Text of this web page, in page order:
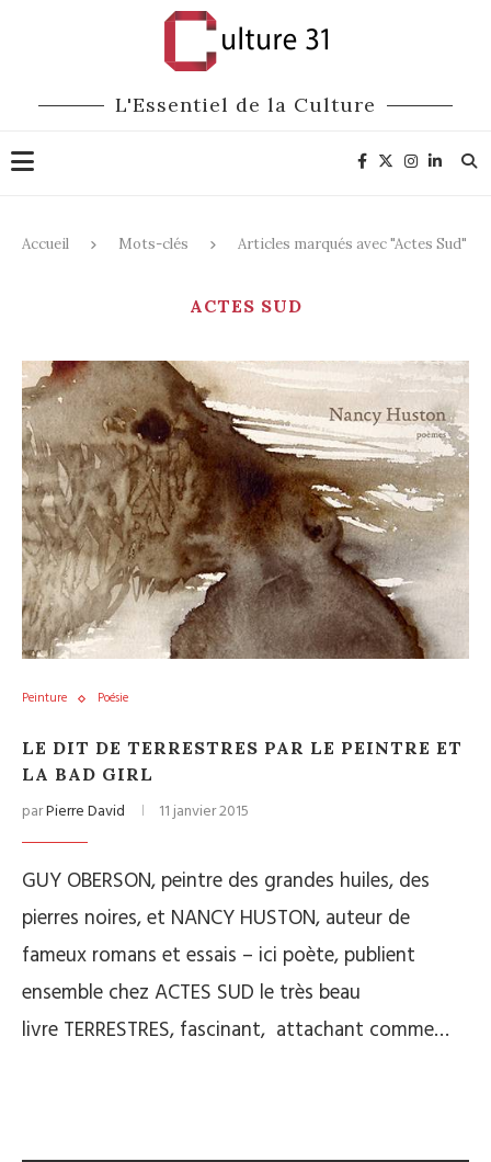
L'Essentiel de la Culture
Accueil Mots-clés Articles marqués avec "Actes Sud"
ACTES SUD
Peinture Poésie
LE DIT DE TERRESTRES PAR LE PEINTRE ET
LA BAD GIRL
parPierre David 11 janvier 2015
GUY OBERSON, peintre des grandes huiles, des
pierres noires, et NANCY HUSTON, auteur de
fameux romans et essais – ici poète, publient
ensemble chez ACTES SUD le très beau
livre TERRESTRES, fascinant, attachant comme…